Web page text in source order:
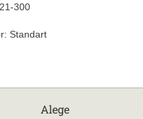
300
Standart
Alege